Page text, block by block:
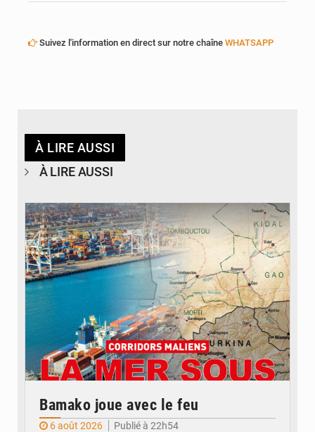
Suivez l'information en direct sur notre chaîne WHATSAPP
À LIRE AUSSI
À LIRE AUSSI
© JDM
Bamako joue avec le feu
6 août 2026
Publié à 22h54